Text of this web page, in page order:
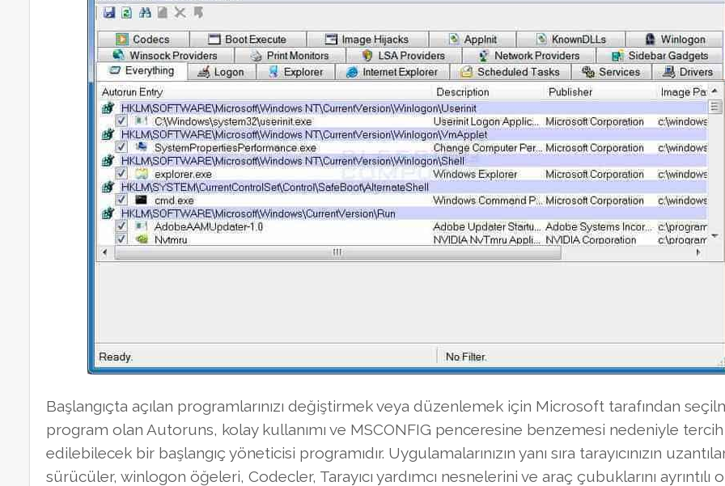
Başlangıçta açılan programlarınızı değiştirmek veya düzenlemek için Microsoft tarafından
program olan Autoruns, kolay kullanımı ve MSCONFIG penceresine benzemesi nedeniyle tercih
edilebilecek bir başlangıç yöneticisi programıdır. Uygulamalarınızın yanı sıra tarayıcınızın
sürücüler, winlogon öğeleri, Codecler, Tarayıcı yardımcı nesnelerini ve araç çubuklarını ayrıntılı